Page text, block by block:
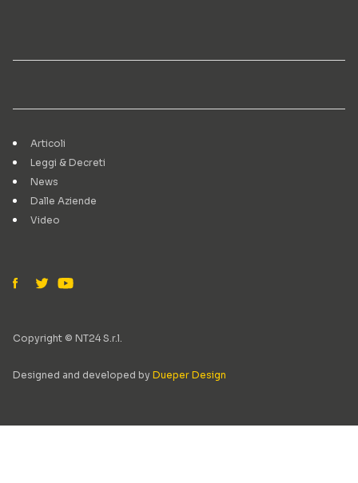
Articoli
Leggi & Decreti
News
Dalle Aziende
Video
Copyright © NT24 S.r.l.
Designed and developed by Dueper Design